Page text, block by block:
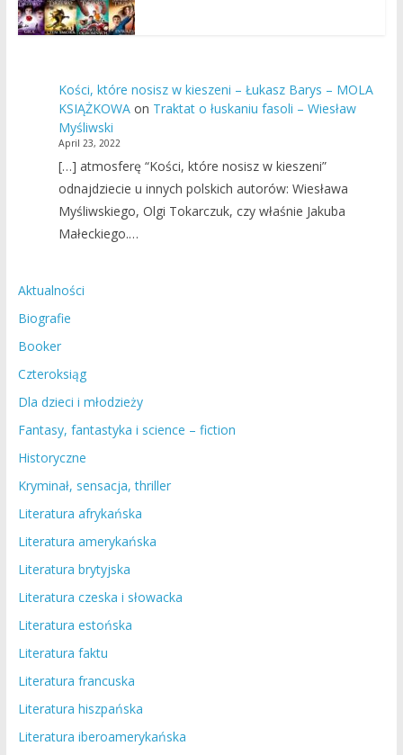
Kości, które nosisz w kieszeni – Łukasz Barys – MOLA
KSIĄŻKOWA on Traktat o łuskaniu fasoli – Wiesław
Myśliwski
April 23, 2022
[…] atmosferę “Kości, które nosisz w kieszeni”
odnajdziecie u innych polskich autorów: Wiesława
Myśliwskiego, Olgi Tokarczuk, czy właśnie Jakuba
Małeckiego.…
Aktualności
Biografie
Booker
Czteroksiąg
Dla dzieci i młodzieży
Fantasy, fantastyka i science – fiction
Historyczne
Kryminał, sensacja, thriller
Literatura afrykańska
Literatura amerykańska
Literatura brytyjska
Literatura czeska i słowacka
Literatura estońska
Literatura faktu
Literatura francuska
Literatura hiszpańska
Literatura iberoamerykańska